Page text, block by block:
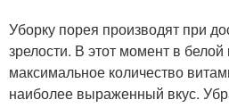
Уборку порея производят при
зрелости. В этот момент в
максимальное количество
наиболее выраженный вкус.